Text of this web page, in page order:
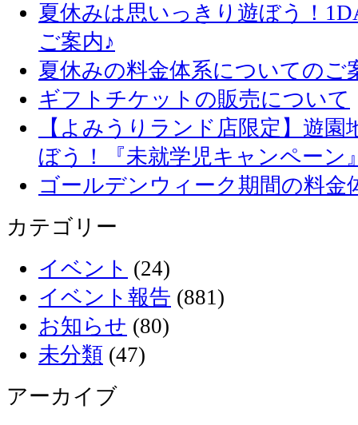
夏休みは思いっきり遊ぼう！
ご案内♪
夏休みの料金体系についてのご
ギフトチケットの販売について
【よみうりランド店限定】遊
ぼう！『未就学児キャンペーン
ゴールデンウィーク期間の料金
カテゴリー
イベント (24)
イベント報告 (881)
お知らせ (80)
未分類 (47)
アーカイブ